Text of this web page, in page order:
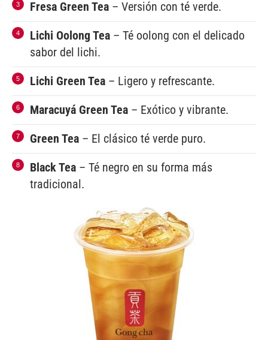
Fresa Green Tea – Versión con té verde.
Lichi Oolong Tea – Té oolong con el delicado
sabor del lichi.
Lichi Green Tea – Ligero y refrescante.
Maracuyá Green Tea – Exótico y vibrante.
Green Tea – El clásico té verde puro.
Black Tea – Té negro en su forma más
tradicional.